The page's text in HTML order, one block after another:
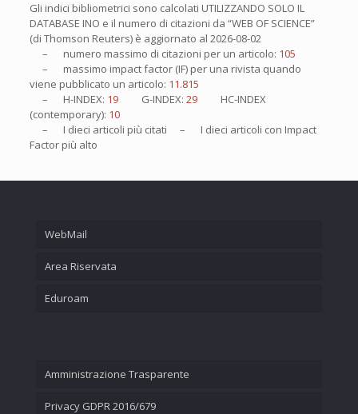
Gli indici bibliometrici sono calcolati UTILIZZANDO SOLO IL
DATABASE INO e il numero di citazioni da “WEB OF SCIENCE”
(di Thomson Reuters) è aggiornato al 2026-08-02
– numero massimo di citazioni per un articolo: 105
– massimo impact factor (IF) per una rivista quando
viene pubblicato un articolo: 11.815
– H-INDEX: 19 G-INDEX: 29
HC-INDEX
(contemporary): 10
– I dieci articoli più citati – I dieci articoli con Impact
Factor più alto
WebMail
Area Riservata
Eduroam
Amministrazione Trasparente
Privacy GDPR 2016/679